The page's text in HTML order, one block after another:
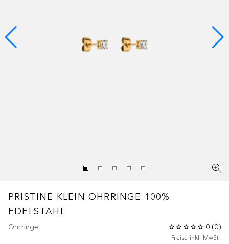
PRISTINE KLEIN OHRRINGE 100%
EDELSTAHL
Ohrringe 0 (0)
Preise inkl. MwSt.